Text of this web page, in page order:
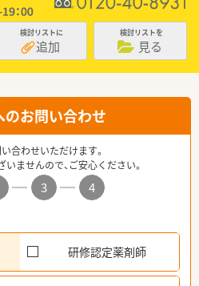
検討リストに
追加
検討リストを
見る
のお問い合わせ
合わせいただけます。
ませんので、ご安心ください。
3
4
研修認定薬剤師